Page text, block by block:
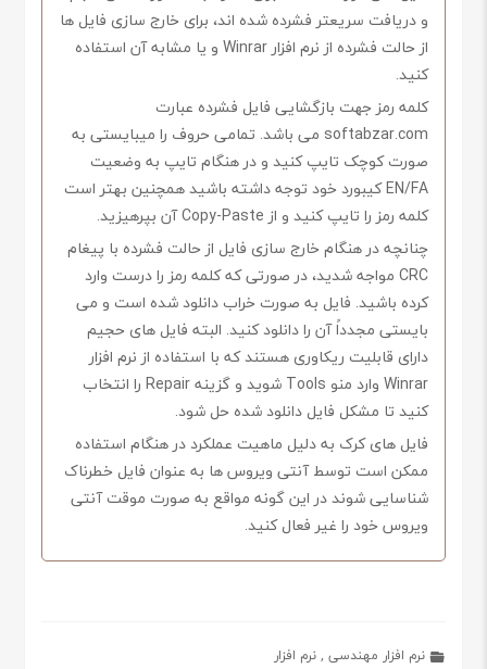
و دریافت سریعتر فشرده شده اند، برای خارج سازی فایل ها
از حالت فشرده از نرم افزار Winrar و یا مشابه آن استفاده
کنید.
کلمه رمز جهت بازگشایی فایل فشرده عبارت
softabzar.com می باشد. تمامی حروف را میبایستی به
صورت کوچک تایپ کنید و در هنگام تایپ به وضعیت
EN/FA کیبورد خود توجه داشته باشید همچنین بهتر است
کلمه رمز را تایپ کنید و از Copy-Paste آن بپرهیزید.
چنانچه در هنگام خارج سازی فایل از حالت فشرده با پیغام
CRC مواجه شدید، در صورتی که کلمه رمز را درست وارد
کرده باشید. فایل به صورت خراب دانلود شده است و می
بایستی مجدداً آن را دانلود کنید. البته فایل های حجیم
دارای قابلیت ریکاوری هستند که با استفاده از نرم افزار
Winrar وارد منو Tools شوید و گزینه Repair را انتخاب
کنید تا مشکل فایل دانلود شده حل شود.
فایل های کرک به دلیل ماهیت عملکرد در هنگام استفاده
ممکن است توسط آنتی ویروس ها به عنوان فایل خطرناک
شناسایی شوند در این گونه مواقع به صورت موقت آنتی
ویروس خود را غیر فعال کنید.
نرم افزار مهندسی ,نرم افزار